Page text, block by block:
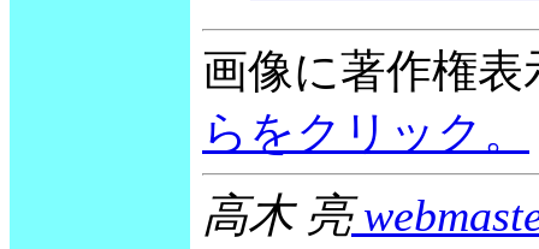
画像に著作権
らをクリック。
高木 亮